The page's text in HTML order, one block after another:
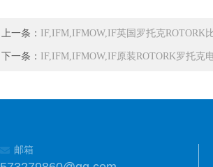
上一条： IF,IFM,IFMOW,IF英国罗托克ROTORK
下一条： IF,IFM,IFMOW,IF原装ROTORK罗托克
邮箱